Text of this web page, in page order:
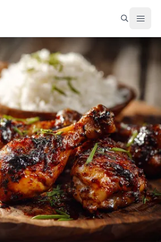
Middag
Lunch
Helg
Efterrätter
Ingredienser
Matsedel
Alla recept
Blogg